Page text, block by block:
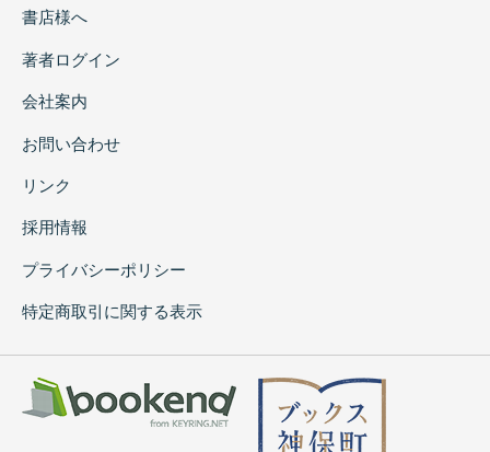
書店様へ
著者ログイン
会社案内
お問い合わせ
リンク
採用情報
プライバシーポリシー
特定商取引に関する表示